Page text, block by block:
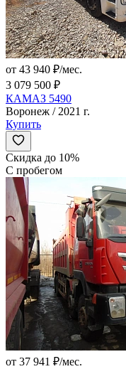
от 43 940 ₽/мес.
3 079 500 ₽
КАМАЗ 5490
Воронеж / 2021 г.
Купить
Скидка до 10%
С пробегом
от 37 941 ₽/мес.